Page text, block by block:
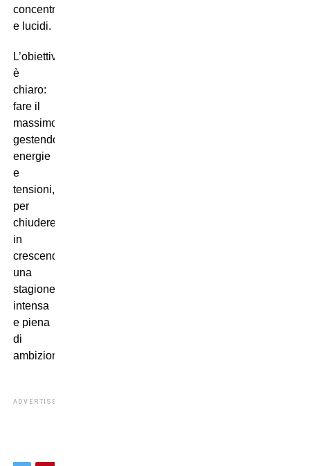
concentrati
e lucidi.
L’obiettivo
è
chiaro:
fare il
massimo,
gestendo
energie
e
tensioni,
per
chiudere
in
crescendo
una
stagione
intensa
e piena
di
ambizioni.
ADVERTISEMENT